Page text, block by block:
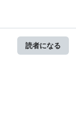
読者になる